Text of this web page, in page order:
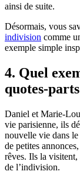
ainsi de suite.
Désormais, vous
indivision comme
exemple simple
4. Quel
quotes-
Daniel et Marie-
vie parisienne, ils
nouvelle vie dans
de petites
rêves. Ils la visitent,
de l’indivision.